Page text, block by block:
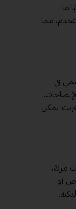
ما
مما
في
يمكن
مرنة،
أو